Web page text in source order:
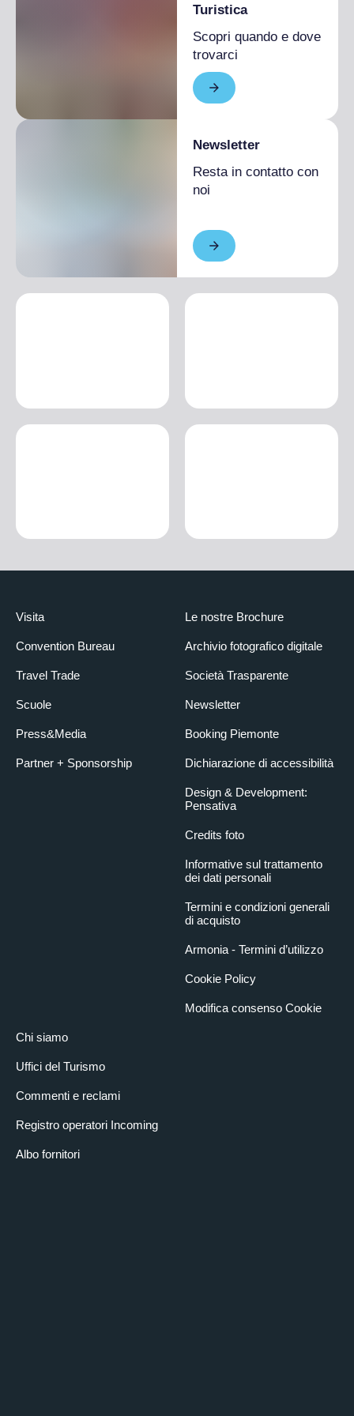
Turistica
Scopri quando e dove
trovarci
Newsletter
Resta in contatto con
noi
Visita
Convention Bureau
Travel Trade
Scuole
Press&Media
Partner + Sponsorship
Chi siamo
Uffici del Turismo
Commenti e reclami
Registro operatori Incoming
Albo fornitori
Le nostre Brochure
Archivio fotografico digitale
Società Trasparente
Newsletter
Booking Piemonte
Dichiarazione di accessibilità
Design & Development:
Pensativa
Credits foto
Informative sul trattamento
dei dati personali
Termini e condizioni generali
di acquisto
Armonia - Termini d’utilizzo
Cookie Policy
Modifica consenso Cookie